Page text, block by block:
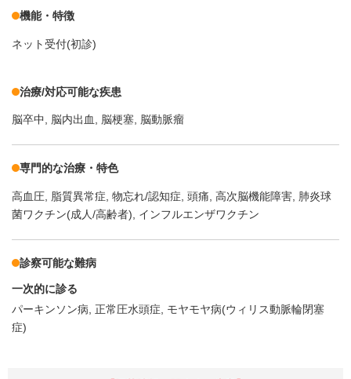
機能・特徴
ネット受付(初診)
治療/対応可能な疾患
脳卒中 脳内出血 脳梗塞 脳動脈瘤
専門的な治療・特色
高血圧 脂質異常症 物忘れ/認知症 頭痛 高次脳機能障害 肺炎球
菌ワクチン(成人/高齢者)
インフルエンザワクチン
診察可能な難病
一次的に診る
パーキンソン病 正常圧水頭症
モヤモヤ病(ウィリス動脈輪閉塞
症)